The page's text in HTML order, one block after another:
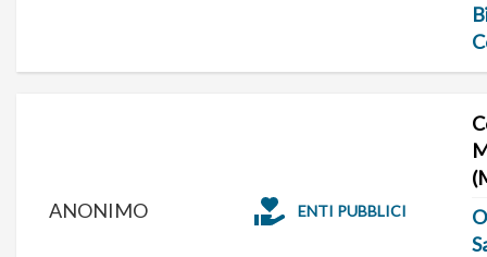
ANONIMO ENTI PUBBLICI